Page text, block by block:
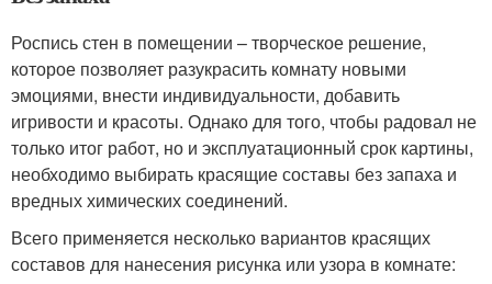
Роспись стен в помещении – творческое решение,
которое позволяет разукрасить комнату новыми
эмоциями, внести индивидуальности, добавить
игривости и красоты. Однако для того, чтобы радовал не
только итог работ, но и эксплуатационный срок картины,
необходимо выбирать красящие составы без запаха и
вредных химических соединений.
Всего применяется несколько вариантов красящих
составов для нанесения рисунка или узора в комнате: